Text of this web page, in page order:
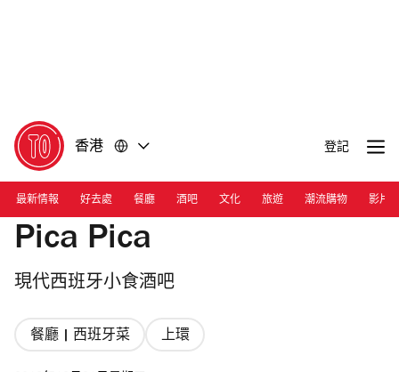
香港 登記
最新情報 好去處 餐廳 酒吧 文化 旅遊 潮流購物 影片
Pica Pica
現代西班牙小食酒吧
餐廳 | 西班牙菜 上環